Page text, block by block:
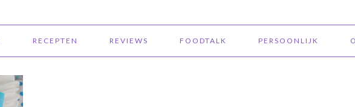
RECEPTEN REVIEWS FOODTALK PERSOONLIJK